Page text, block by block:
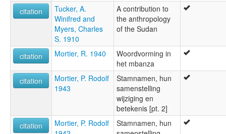
citation
Tucker, A.
Winifred and
Myers, Charles
S. 1910
A contribution to
the anthropology
of the Sudan
citation Mortier, R. 1940
Woordvorming in
het mbanza
citation
Mortier, P. Rodolf
1943
Stamnamen, hun
samenstelling
wijziging en
betekenis [pt. 2]
citation
Mortier, P. Rodolf
Stamnamen, hun